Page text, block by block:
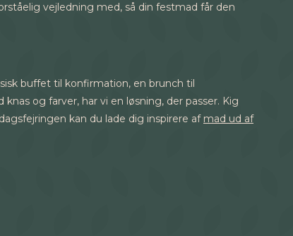
vejledning med, så din festmad får den
buffet til konfirmation, en brunch til
og farver, har vi en løsning, der passer. Kig
kan du lade dig inspirere af mad ud af